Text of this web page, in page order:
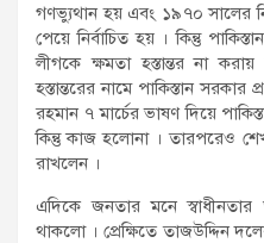
গণভ্যুথান হয় এবং ১৯৭০ সালের
পেয়ে নির্বাচিত হয় । কিন্তু
লীগকে ক্ষমতা হস্তান্তর না
হস্তান্তরের নামে পাকিস্তান
রহমান ৭ মার্চের ভাষণ দিয়ে
কিন্তু কাজ হলোনা । তারপরেও
রাখলেন ।
এদিকে জনতার মনে স্বাধীনতার
থাকলো । প্রেক্ষিতে তাজউদ্দিন